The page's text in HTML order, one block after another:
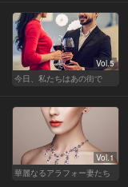
Vol.5
今日、私たちはあの街で
Vol.1
華麗なるアラフォー妻たち